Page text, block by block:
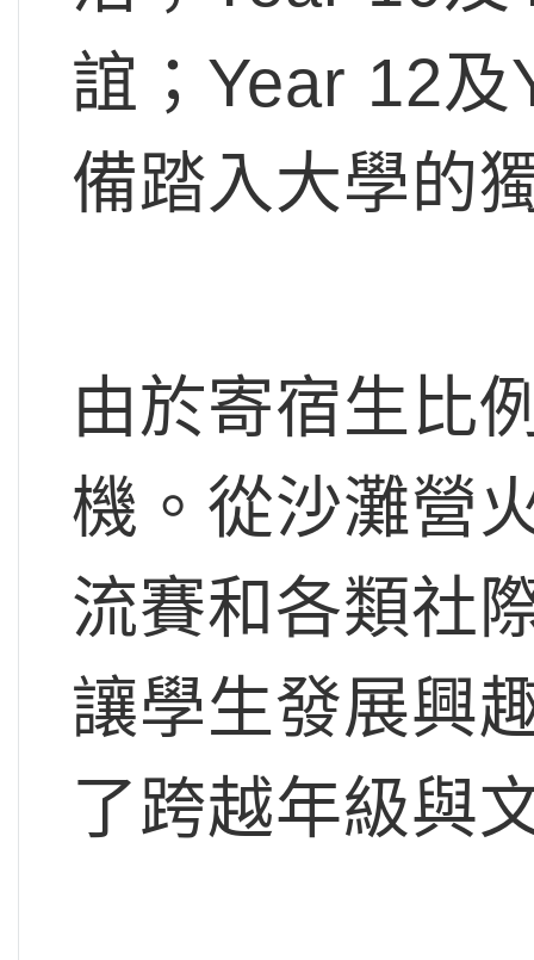
誼；Year 12
備踏入大學的
由於寄宿生比
機。從沙灘營
流賽和各類社
讓學生發展興
了跨越年級與